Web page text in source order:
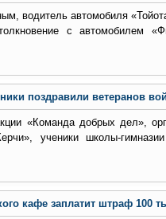
водитель автомобиля
с автомобилем
поздравили ветеранов
«Команда добрых дел»,
ученики школы-
кафе заплатит штраф 100